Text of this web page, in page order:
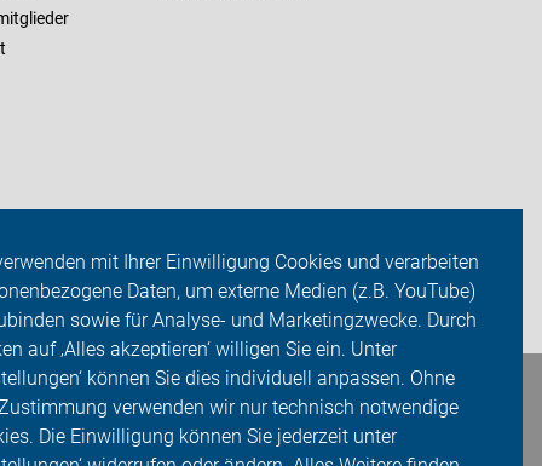
mit Ihrer Einwilligung Cookies und verarbeiten
Daten, um externe Medien (z.B. YouTube)
sowie für Analyse- und Marketingzwecke. Durch
auf ‚Alles akzeptieren‘ willigen Sie ein. Unter
können Sie dies individuell anpassen. Ohne
verwenden wir nur technisch notwendige
Die Einwilligung können Sie jederzeit unter